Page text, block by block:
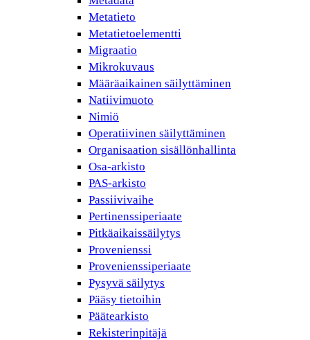
Metatieto
Metatietoelementti
Migraatio
Mikrokuvaus
Määräaikainen säilyttäminen
Natiivimuoto
Nimiö
Operatiivinen säilyttäminen
Organisaation sisällönhallinta
Osa-arkisto
PAS-arkisto
Passiivivaihe
Pertinenssiperiaate
Pitkäaikaissäilytys
Provenienssi
Provenienssiperiaate
Pysyvä säilytys
Pääsy tietoihin
Päätearkisto
Rekisterinpitäjä